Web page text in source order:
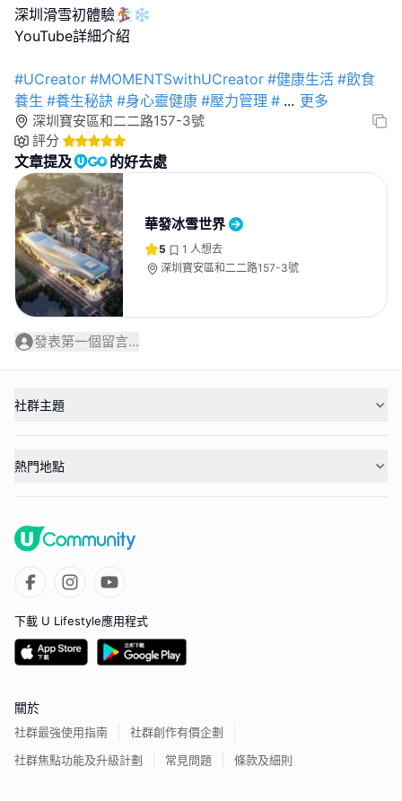
深圳滑雪初體驗🏂❄️
YouTube詳細介紹
#UCreator #MOMENTSwithUCreator #健康生活 #飲食
養生 #養生秘訣 #身心靈健康 #壓力管理 # ... 更多
深圳寶安區和二二路157-3號
評分
文章提及 的好去處
華發冰雪世界
5 1 人想去
深圳寶安區和二二路157-3號
發表第一個留言...
社群主題
熱門地點
下載 U Lifestyle應用程式
關於
社群最強使用指南
社群創作有價企劃
社群焦點功能及升級計劃
常見問題 條款及細則